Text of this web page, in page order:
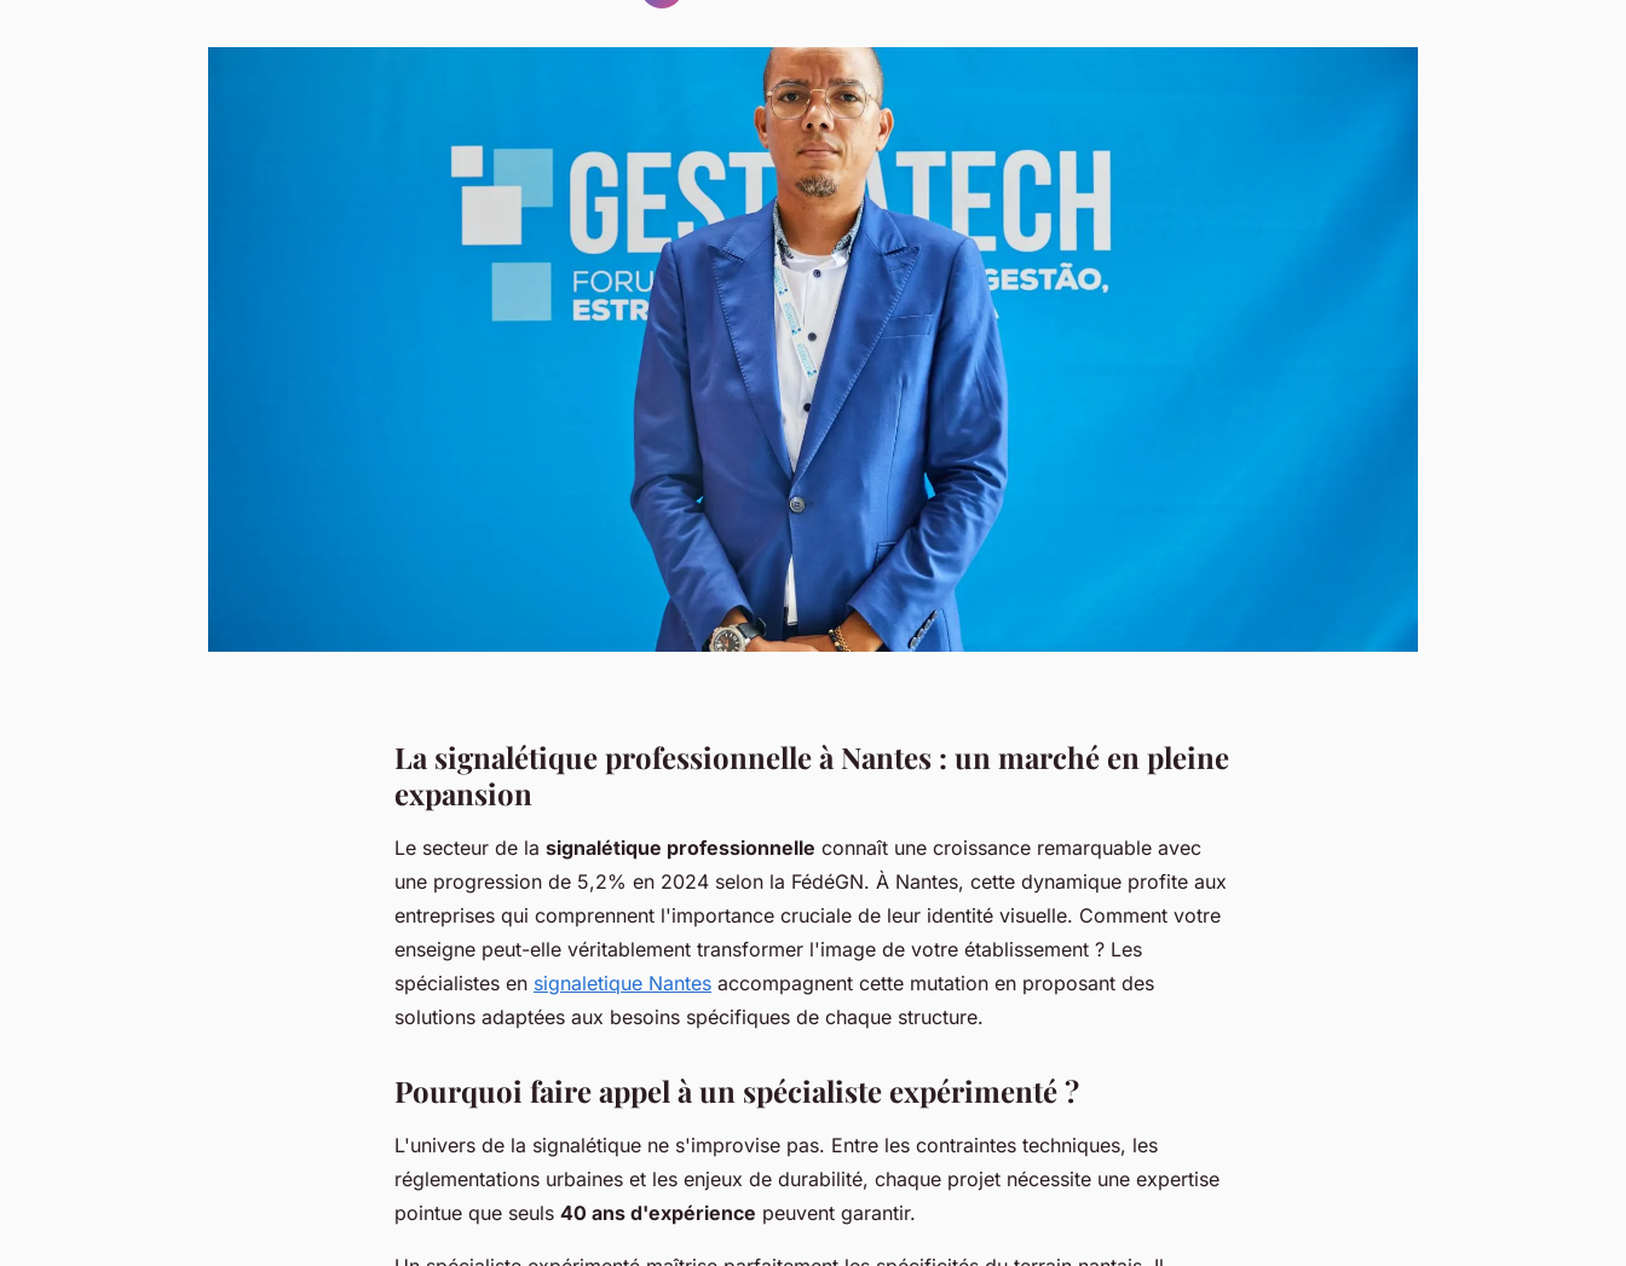
La signalétique professionnelle à Nantes : un marché en pleine
expansion
Le secteur de la signalétique professionnelle connaît une croissance remarquable avec
une progression de 5,2% en 2024 selon la FédéGN. À Nantes, cette dynamique profite aux
entreprises qui comprennent l'importance cruciale de leur identité visuelle. Comment votre
enseigne peut-elle véritablement transformer l'image de votre établissement ? Les
spécialistes en signaletique Nantes accompagnent cette mutation en proposant des
solutions adaptées aux besoins spécifiques de chaque structure.
Pourquoi faire appel à un spécialiste expérimenté ?
L'univers de la signalétique ne s'improvise pas. Entre les contraintes techniques, les
réglementations urbaines et les enjeux de durabilité, chaque projet nécessite une expertise
pointue que seuls 40 ans d'expérience peuvent garantir.